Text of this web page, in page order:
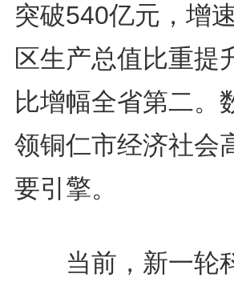
突破540亿元，增
区生产总值比重提
比增幅全省第二。
领铜仁市经济社会
要引擎。
当前，新一轮